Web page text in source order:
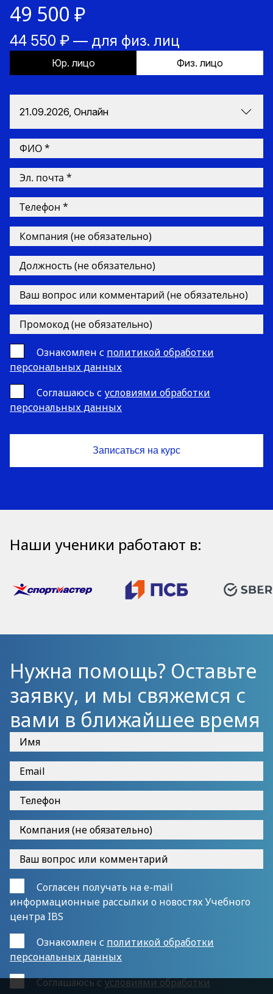
49 500 ₽
44 550 ₽ — для физ. лиц
Юр. лицо Физ. лицо
21.09.2026, Онлайн
Ознакомлен с политикой обработки
персональных данных
Cоглашаюсь с условиями обработки
персональных данных
Наши ученики работают в:
Нужна помощь? Оставьте
заявку, и мы свяжемся с
вами в ближайшее время
Согласен получать на e-mail
информационные рассылки о новостях Учебного
центра IBS
Ознакомлен с политикой обработки
персональных данных
Cоглашаюсь сусловиями обработки